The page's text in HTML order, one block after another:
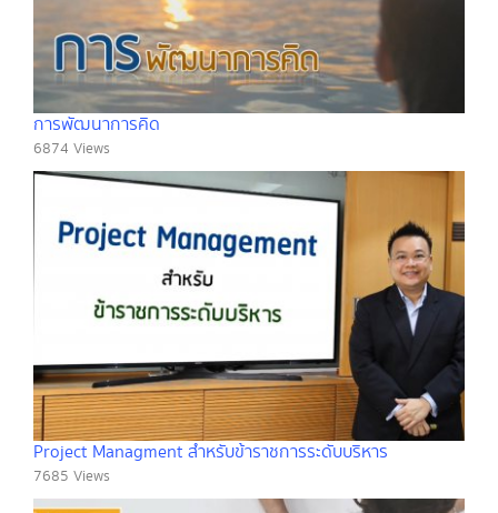
การพัฒนาการคิด
6874 Views
Project Managment สำหรับข้าราชการระดับบริหาร
7685 Views